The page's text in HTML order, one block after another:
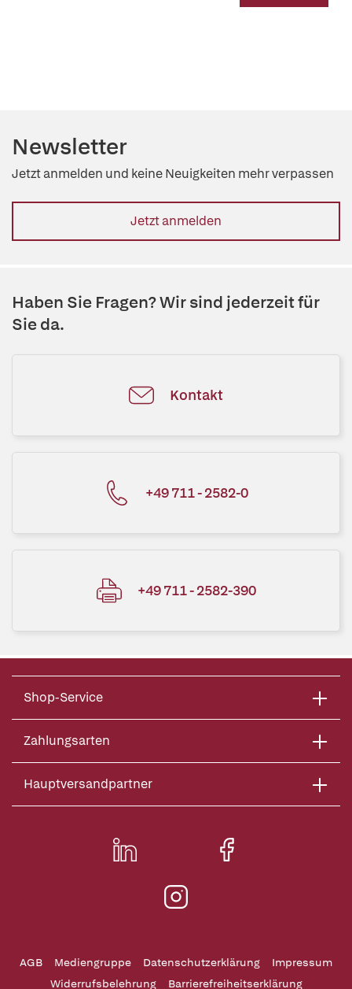
Newsletter
Jetzt anmelden und keine Neuigkeiten mehr verpassen
Jetzt anmelden
Haben Sie Fragen? Wir sind jederzeit für
Sie da.
Kontakt
+49 711 - 2582-0
+49 711 - 2582-390
Shop-Service
Zahlungsarten
Hauptversandpartner
AGB Mediengruppe Datenschutzerklärung
Impressum
Widerrufsbelehrung
Barrierefreiheitserklärung